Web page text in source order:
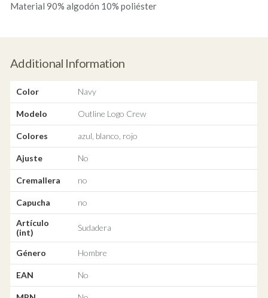
Material 90% algodón 10% poliéster
Additional Information
Color Navy
Modelo Outline Logo Crew
Colores azul, blanco, rojo
Ajuste No
Cremallera no
Capucha
no
Artículo
(int)
Sudadera
Género Hombre
EAN No